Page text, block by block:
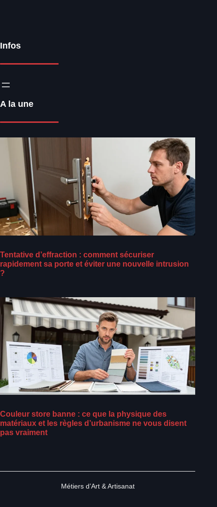
Infos
A la une
Tentative d’effraction : comment sécuriser
rapidement sa porte et éviter une nouvelle intrusion
?
Couleur store banne : ce que la physique des
matériaux et les règles d’urbanisme ne vous disent
pas vraiment
Métiers d’Art & Artisanat